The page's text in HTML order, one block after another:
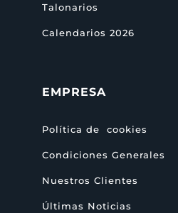
Talonarios
Calendarios 2026
EMPRESA
Política de cookies
Condiciones Generales
Nuestros Clientes
Últimas Noticias